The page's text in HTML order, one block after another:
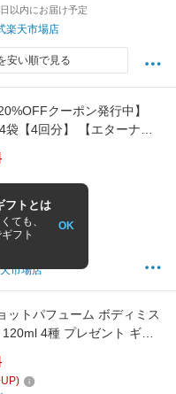
以内にお届け予定
楽天市場店
安い順で見る
クーポン発行中】
袋【4回分】 【エターナル
ードルパッチ ヒアルロン
ック 刺す シート状美容液
ロパッチ 目元ケア 眉間ニ
件)
日発送
市場店
ットパフューム ボディミス
120ml 4種 プレゼント ギフ
ケア いい匂い 低刺激 香
フトとは
ても、
フト
OK